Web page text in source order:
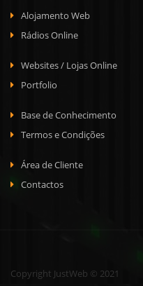
Alojamento Web
Rádios Online
Websites / Lojas Online
Portfolio
Base de Conhecimento
Termos e Condições
Área de Cliente
Contactos
Copyright JustWeb © 2021